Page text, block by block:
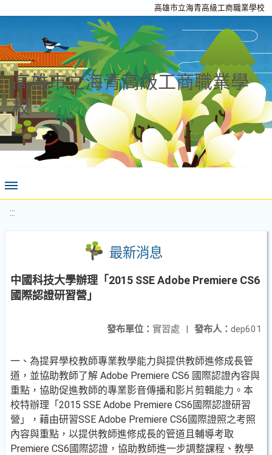
高雄市立海青高級工商職業學校
高雄市立海青高級工商職業學
校
:::
最新消息
中國科技大學辦理「2015 SSE Adobe Premiere CS6
國際認證研習營」
發布人： dep601
發布單位： 實習處 |
一、為提昇學校教師專業教學能力與提供教師進修成長管
道，並協助教師了解 Adobe Premiere CS6 國際認證內容與
重點，協助促進教師的專業影音傳播和影片剪輯能力。本
校特辦理「2015 SSE Adobe Premiere CS6國際認證研習
營」，藉由研習SSE Adobe Premiere CS6國際證照之考照
內容與重點，以提供教師進修成長的管道且輔導考取
Premiere CS6國際認證，協助教師進一步調整課程、教學